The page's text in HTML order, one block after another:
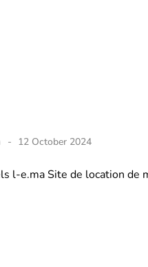
12 October 2024
l-e.ma Site de location de